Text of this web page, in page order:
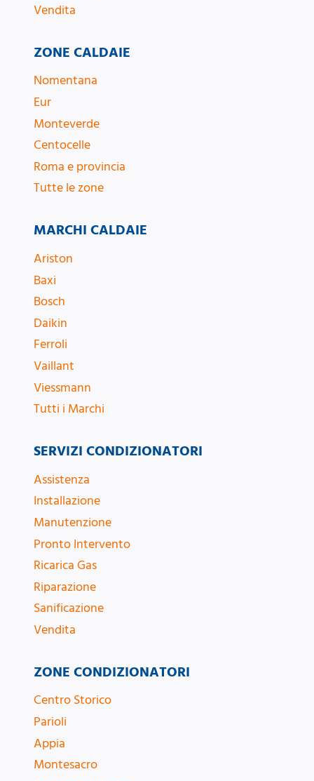
Vendita
ZONE CALDAIE
Nomentana
Eur
Monteverde
Centocelle
Roma e provincia
Tutte le zone
MARCHI CALDAIE
Ariston
Baxi
Bosch
Daikin
Ferroli
Vaillant
Viessmann
Tutti i Marchi
ZONE CONDIZIONATORI
Centro Storico
Parioli
Appia
Montesacro
SERVIZI CONDIZIONATORI
Assistenza
Installazione
Manutenzione
Pronto Intervento
Ricarica Gas
Riparazione
Sanificazione
Vendita